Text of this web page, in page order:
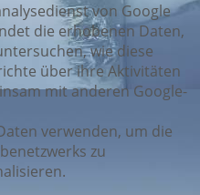
von Google
die erhobenen Daten,
wie diese
über ihre Aktivitäten
mit anderen Google-
verwenden, um die
zu